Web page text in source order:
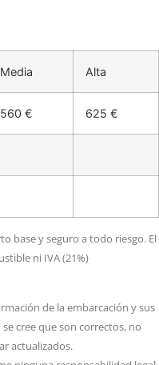
Media Alta
560 € 625 €
base y seguro a todo riesgo. El
ni IVA (21%)
de la embarcación y sus
cree que son correctos, no
actualizados.